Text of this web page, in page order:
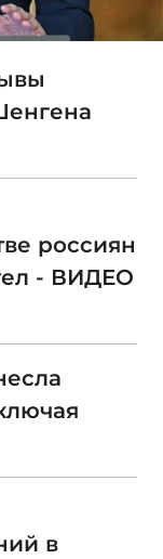
россиян
- ВИДЕО
в